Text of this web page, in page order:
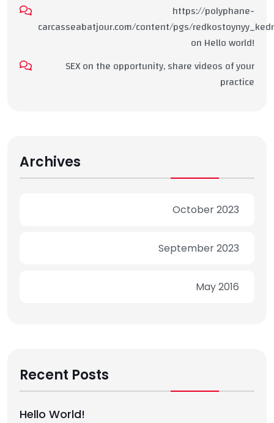
https://polyphane-
carcasseabatjour.com/content/pgs/
on Hello world!
SEXon the opportunity, share videos of your
practice
Archives
October 2023
September 2023
May 2016
Recent Posts
Hello World!